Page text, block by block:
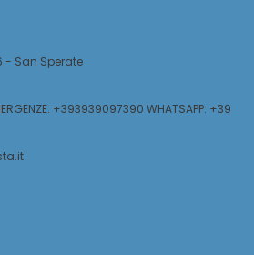
- San Sperate
+393939097390 WHATSAPP: +39